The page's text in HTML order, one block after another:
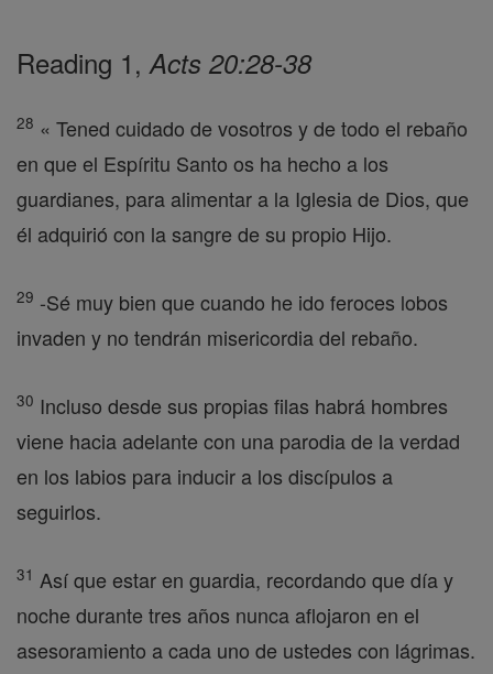
Reading 1,Acts 20:28-38
28 « Tened cuidado de vosotros y de todo el rebaño
en que el Espíritu Santo os ha hecho a los
guardianes, para alimentar a la Iglesia de Dios, que
él adquirió con la sangre de su propio Hijo.
29 -Sé muy bien que cuando he ido feroces lobos
invaden y no tendrán misericordia del rebaño.
30 Incluso desde sus propias filas habrá hombres
viene hacia adelante con una parodia de la verdad
en los labios para inducir a los discípulos a
seguirlos.
31 Así que estar en guardia, recordando que día y
noche durante tres años nunca aflojaron en el
asesoramiento a cada uno de ustedes con lágrimas.